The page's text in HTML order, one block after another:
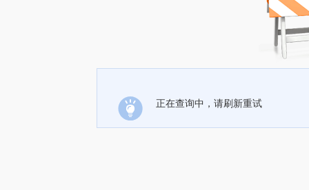
正在查询中，请刷新重试